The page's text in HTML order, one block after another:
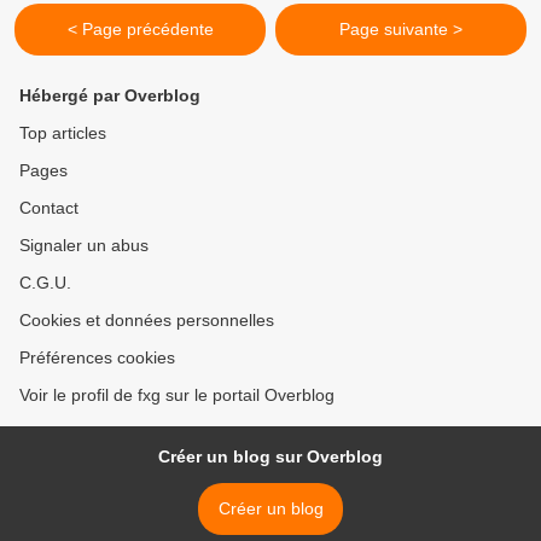
< Page précédente Page suivante >
Hébergé par Overblog
Top articles
Pages
Contact
Signaler un abus
C.G.U.
Cookies et données personnelles
Préférences cookies
Voir le profil de fxg sur le portail Overblog
Créer un blog sur Overblog
Créer un blog